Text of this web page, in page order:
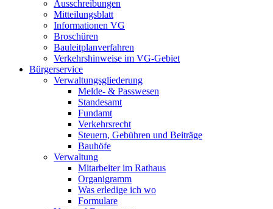
Ausschreibungen
Mitteilungsblatt
Informationen VG
Broschüren
Bauleitplanverfahren
Verkehrshinweise im VG-Gebiet
Bürgerservice
Verwaltungsgliederung
Melde- & Passwesen
Standesamt
Fundamt
Verkehrsrecht
Steuern, Gebühren und Beiträge
Bauhöfe
Verwaltung
Mitarbeiter im Rathaus
Organigramm
Was erledige ich wo
Formulare